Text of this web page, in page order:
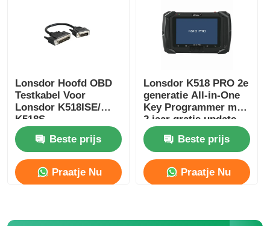
Lonsdor Hoofd OBD
Testkabel Voor
Lonsdor K518ISE/
K518S
Sleutelprogrammeur
Beste prijs
Praatje Nu
Lonsdor K518 PRO 2e
generatie All-in-One
Key Programmer met
2 jaar gratis update
en volledige versie
accessoiresBeste prijs
Praatje Nu